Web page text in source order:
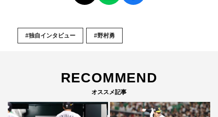
#独自インタビュー #野村勇
RECOMMEND
オススメ記事